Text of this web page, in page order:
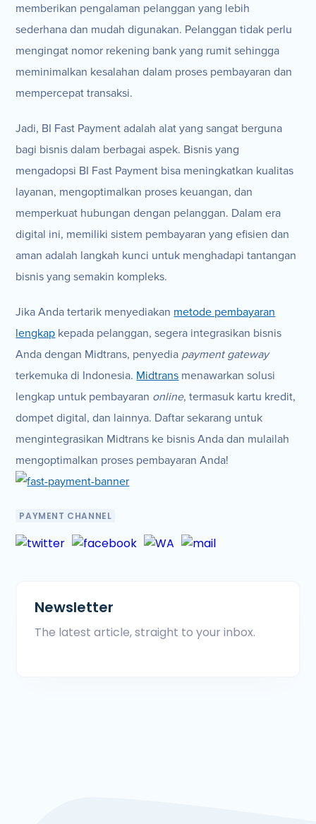
memberikan pengalaman pelanggan yang lebih
sederhana dan mudah digunakan. Pelanggan tidak perlu
mengingat nomor rekening bank yang rumit sehingga
meminimalkan kesalahan dalam proses pembayaran dan
mempercepat transaksi.
Jadi, BI Fast Payment adalah alat yang sangat berguna
bagi bisnis dalam berbagai aspek. Bisnis yang
mengadopsi BI Fast Payment bisa meningkatkan kualitas
layanan, mengoptimalkan proses keuangan, dan
memperkuat hubungan dengan pelanggan. Dalam era
digital ini, memiliki sistem pembayaran yang efisien dan
aman adalah langkah kunci untuk menghadapi tantangan
bisnis yang semakin kompleks.
Jika Anda tertarik menyediakan metode pembayaran
lengkap kepada pelanggan, segera integrasikan bisnis
Anda dengan Midtrans, penyedia payment gateway
terkemuka di Indonesia. Midtrans menawarkan solusi
lengkap untuk pembayaran online, termasuk kartu kredit,
dompet digital, dan lainnya. Daftar sekarang untuk
mengintegrasikan Midtrans ke bisnis Anda dan mulailah
mengoptimalkan proses pembayaran Anda!
PAYMENT CHANNEL
Newsletter
The latest article, straight to your inbox.